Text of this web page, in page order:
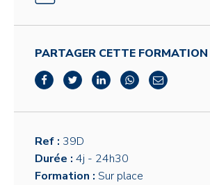
PARTAGER CETTE FORMATION
Ref : 39D
Durée : 4j - 24h30
Formation : Sur place